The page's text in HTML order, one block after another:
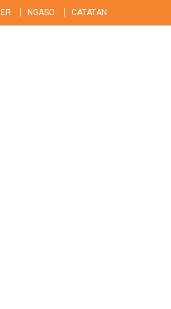
NGASO CATATAN